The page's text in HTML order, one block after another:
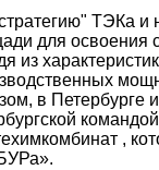
ТЭКа
для освоения
из
в Петербурге
,